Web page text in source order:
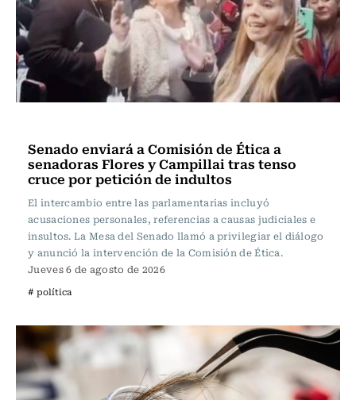
Senado enviará a Comisión de Ética a
senadoras Flores y Campillai tras tenso
cruce por petición de indultos
El intercambio entre las parlamentarias incluyó
acusaciones personales, referencias a causas judiciales e
insultos. La Mesa del Senado llamó a privilegiar el diálogo
y anunció la intervención de la Comisión de Ética.
Jueves 6 de agosto de 2026
# política